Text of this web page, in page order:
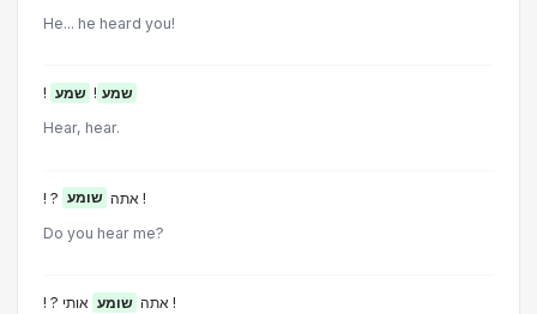
He... he heard you!
! שמע ! שמע
Hear, hear.
! ? אתה שומע
!
Do you hear me?
! ? אתה שומע
אותי !